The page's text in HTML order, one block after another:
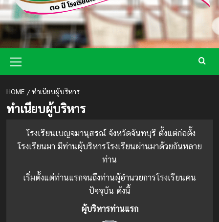
Menu
HOME ทำเนียบผู้บริหาร
ทำเนียบผู้บริหาร
โรงเรียนเบญจมานุสรณ์ จังหวัดจันทบุรี ตั้งแต่ก่อตั้ง
โรงเรียนมา มีท่านผู้บริหารโรงเรียนผ่านมาด้วยกันหลาย
ท่าน
เริ่มตั้งแต่ท่านแรกจนถึงท่านผู้อำนวยการโรงเรียนคน
ปัจจุบัน ดังนี้
ผู้บริหารท่านแรก